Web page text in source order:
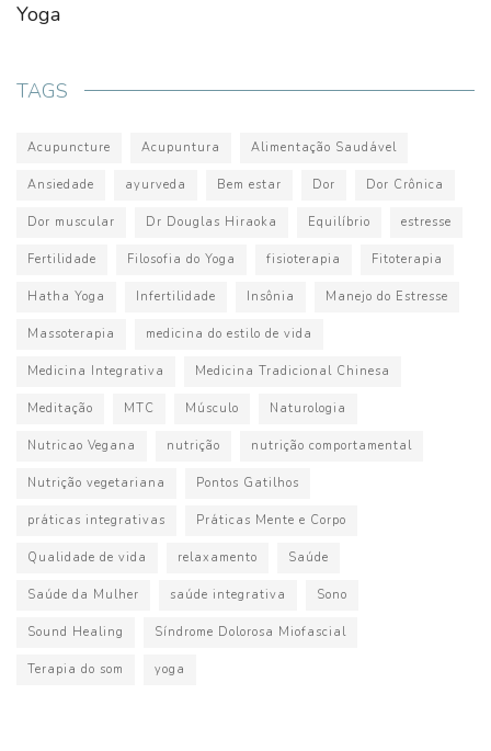
Yoga
TAGS
Acupuncture Acupuntura Alimentação Saudável
Ansiedade ayurveda Bem estar Dor Dor Crônica
Dor muscular Dr Douglas Hiraoka Equilíbrio estresse
Fertilidade Filosofia do Yoga fisioterapia Fitoterapia
Hatha Yoga Infertilidade Insônia Manejo do Estresse
Massoterapia medicina do estilo de vida
Medicina Integrativa Medicina Tradicional Chinesa
Meditação MTC Músculo Naturologia
Nutricao Vegana nutrição nutrição comportamental
Nutrição vegetariana Pontos Gatilhos
práticas integrativas Práticas Mente e Corpo
Qualidade de vida relaxamento Saúde
Saúde da Mulher saúde integrativa Sono
Sound Healing Síndrome Dolorosa Miofascial
Terapia do som yoga